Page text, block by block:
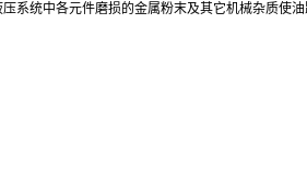
系统中各元件磨损的金属粉末及其它机械杂质使